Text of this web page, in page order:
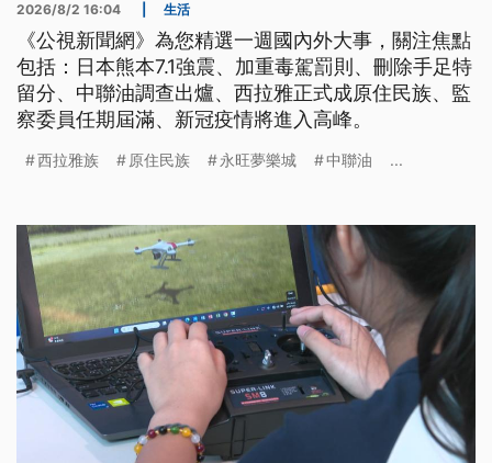
2026/8/2 16:04 生活
《公視新聞網》為您精選一週國內外大事，關注焦點
包括：日本熊本7.1強震、加重毒駕罰則、刪除手足特
留分、中聯油調查出爐、西拉雅正式成原住民族、監
察委員任期屆滿、新冠疫情將進入高峰。
西拉雅族 原住民族 永旺夢樂城 中聯油 ...